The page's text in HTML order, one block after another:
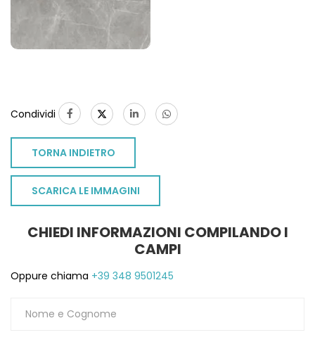
Condividi
TORNA INDIETRO
SCARICA LE IMMAGINI
CHIEDI INFORMAZIONI COMPILANDO I
CAMPI
Oppure chiama +39 348 9501245